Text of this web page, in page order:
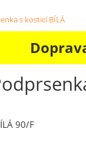
s kosticí BÍLÁ
90/F